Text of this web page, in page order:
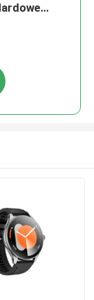
gra
dla